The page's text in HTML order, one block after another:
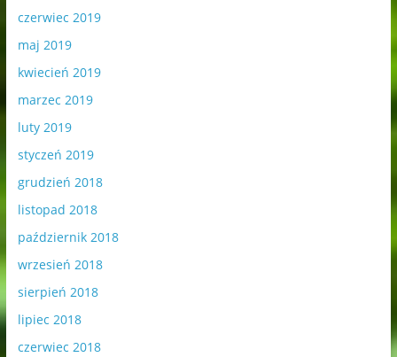
czerwiec 2019
maj 2019
kwiecień 2019
marzec 2019
luty 2019
styczeń 2019
grudzień 2018
listopad 2018
październik 2018
wrzesień 2018
sierpień 2018
lipiec 2018
czerwiec 2018